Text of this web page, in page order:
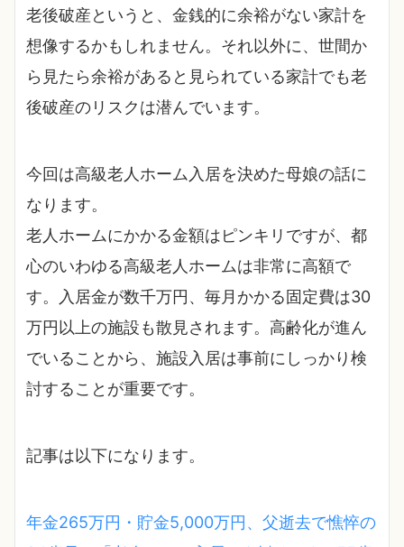
老後破産というと、金銭的に余裕がない家計を
想像するかもしれません。それ以外に、世間か
ら見たら余裕があると見られている家計でも老
後破産のリスクは潜んでいます。
今回は高級老人ホーム入居を決めた母娘の話に
なります。
老人ホームにかかる金額はピンキリですが、都
心のいわゆる高級老人ホームは非常に高額で
す。入居金が数千万円、毎月かかる固定費は30
万円以上の施設も散見されます。高齢化が進ん
でいることから、施設入居は事前にしっかり検
討することが重要です。
記事は以下になります。
年金265万円・貯金5,000万円、父逝去で憔悴の